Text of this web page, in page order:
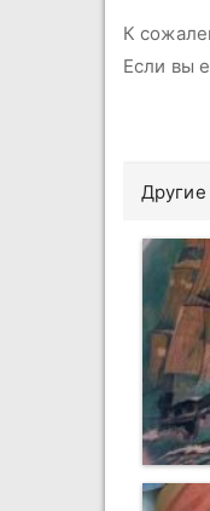
К
Если вы
Другие